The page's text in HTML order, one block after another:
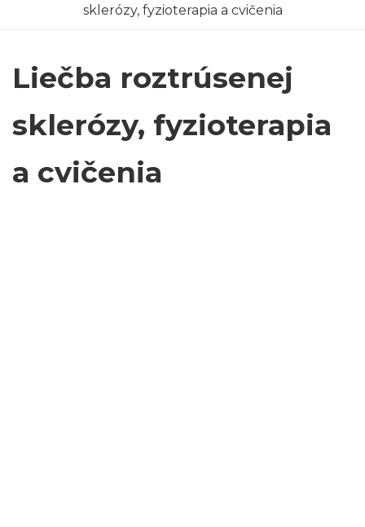
sklerózy, fyzioterapia a cvičenia
Liečba roztrúsenej
sklerózy, fyzioterapia
a cvičenia